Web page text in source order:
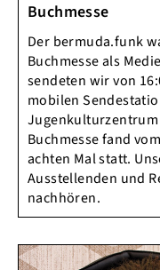
Buchmesse
Der bermuda.funk
Buchmesse als
sendeten wir von
mobilen
Buchmesse fand
achten Mal statt.
Ausstellenden und
nachhören.